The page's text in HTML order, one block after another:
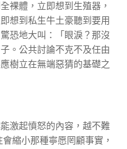
裸體，立即想到生殖器，
想到私生牛土豪聽到要用
恐地大叫：「眼淚？那沒
。公共討論不克不及任由
樹立在無端惡猜的基礎之
激起憤怒的內容，越不難
縮小那種寧愿罔顧事實，